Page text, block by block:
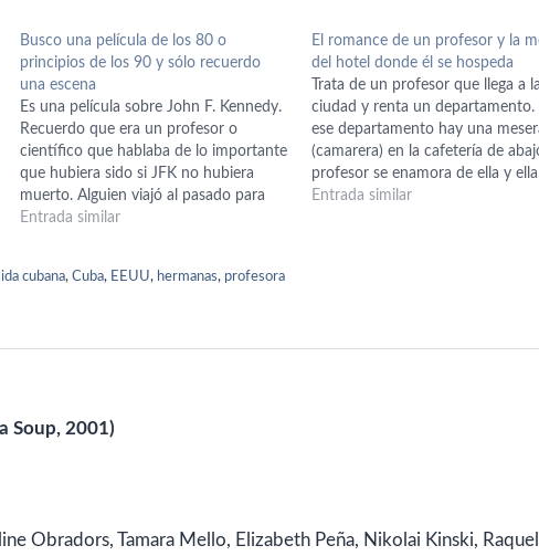
Busco una película de los 80 o
principios de los 90 y sólo recuerdo
una escena
Es una película sobre John F. Kennedy.
Recuerdo que era un profesor o
científico que hablaba de lo importante
que hubiera sido si JFK no hubiera
muerto. Alguien viajó al pasado para
impedirlo, pero algo resultó mal, y al
Entrada similar
El romance de un profesor y la
del hotel donde él se hospeda
Trata de un profesor que llega a la
ciudad y renta un departamento.
ese departamento hay una
(camarera) en la cafetería de
profesor se enamora de ella y
él. Después el profesor le regala
Entrada similar
cubana, Cuba, EEUU, hermanas, profesora
Soup, 2001)
Obradors, Tamara Mello, Elizabeth Peña, Nikolai Kinski, Raquel